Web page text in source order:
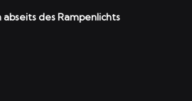
abseits des Rampenlichts